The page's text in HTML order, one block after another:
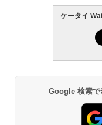
ケータイ
Google 検索で